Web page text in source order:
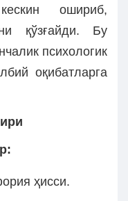
ошириб,
қўзғайди. Бу
психологик
оқибатларга
ҳисси.